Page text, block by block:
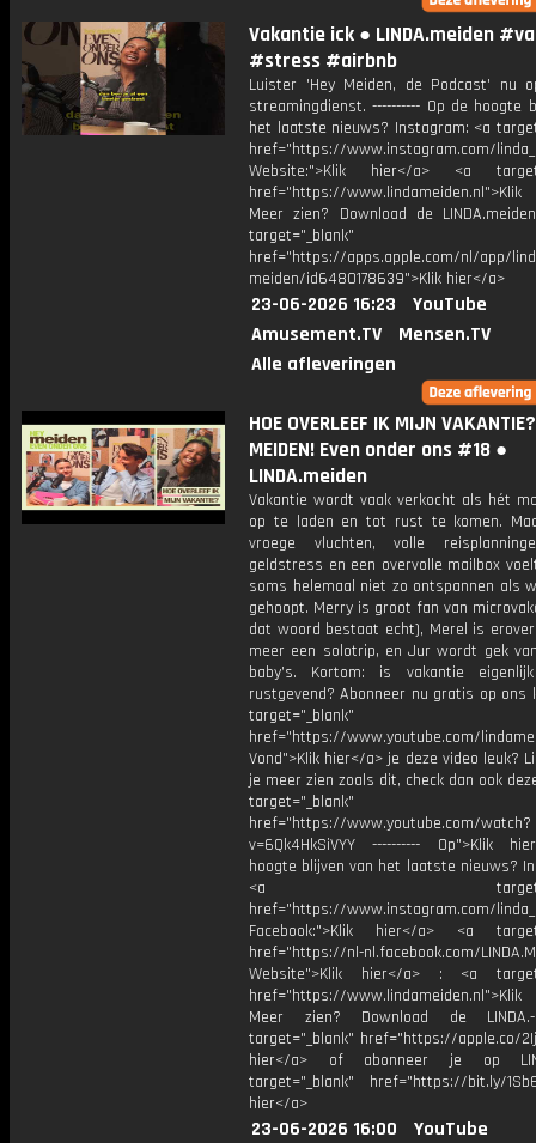
Vakantie ick ● LINDA.meiden
#stress #airbnb
Luister 'Hey Meiden, de Podcast' nu
streamingdienst. ---------- Op de hoogte
het laatste nieuws? Instagram: <a
href="https://www.instagram.com/
Website:">Klik hier</a> <a
href="https://
Meer zien? Download de
target="_blank"
href="https://apps.apple.com/nl/app/
meiden/id6480178639">Klik hier</a>
23-06-2026 16:23
YouTube
Amusement.TV
Mensen.TV
Alle afleveringen
HOE OVERLEEF IK MIJN
MEIDEN! Even onder ons #18 ●
LINDA.meiden
Vakantie wordt vaak verkocht als hét
op te laden en tot rust te komen.
vroege vluchten, volle
geldstress en een overvolle mailbox
soms helemaal niet zo ontspannen als
gehoopt. Merry is groot fan van
dat woord bestaat echt), Merel is
meer een solotrip, en Jur wordt gek
baby’s. Kortom: is vakantie
rustgevend? Abonneer nu gratis op ons
target="_blank"
href="https://www.youtube.com/
Vond">Klik hier</a> je deze video leuk?
je meer zien zoals dit, check dan ook
target="_blank"
href="https://www.youtube.com/watch?
v=6Qk4HkSiVYY ---------- Op">Klik
hoogte blijven van het laatste nieuws?
<a
href="https://www.instagram.com/
Facebook:">Klik hier</a> <a
href="https://nl-nl.facebook.com/
Website">Klik hier</a> : <a
href="https://
Meer zien? Download de
target="_blank" href="https://apple.co/
hier</a> of abonneer je op
target="_blank" href="https://bit.ly/
hier</a>
23-06-2026 16:00
YouTube